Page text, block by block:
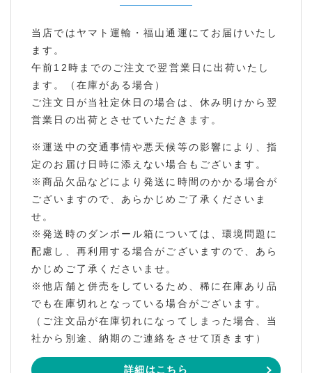
当店ではヤマト運輸・福山通運にてお届けいたし
ます。
午前12時までのご注文で翌営業日に出荷いたし
ます。（在庫がある場合）
ご注文日が当社定休日の場合は、休み明けから翌
営業日の出荷とさせていただきます。
※運送中の交通事情や悪天候等の影響により、指
定のお届け日時に添えない場合もございます。
※商品欠品などにより発送に時間のかかる場合が
ございますので、あらかじめご了承くださいま
せ。
※発送時のダンボール箱については、環境問題に
配慮し、再利用する場合がございますので、あら
かじめご了承くださいませ。
※他店舗と併売をしているため、稀に在庫あり品
でも在庫切れとなっている場合がございます。
（ご注文品が在庫切れになってしまった場合、当
社から別途、納期のご連絡をさせて頂きます）
詳細はこちら